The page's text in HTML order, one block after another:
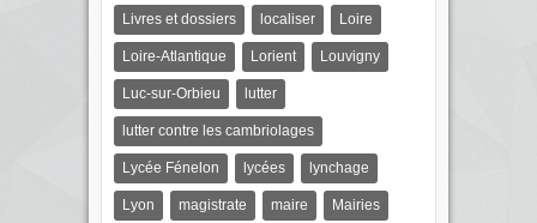
Livres et dossiers localiser Loire
Loire-Atlantique Lorient Louvigny
Luc-sur-Orbieu lutter
lutter contre les cambriolages
Lycée Fénelon lycées lynchage
Lyon magistrate maire Mairies